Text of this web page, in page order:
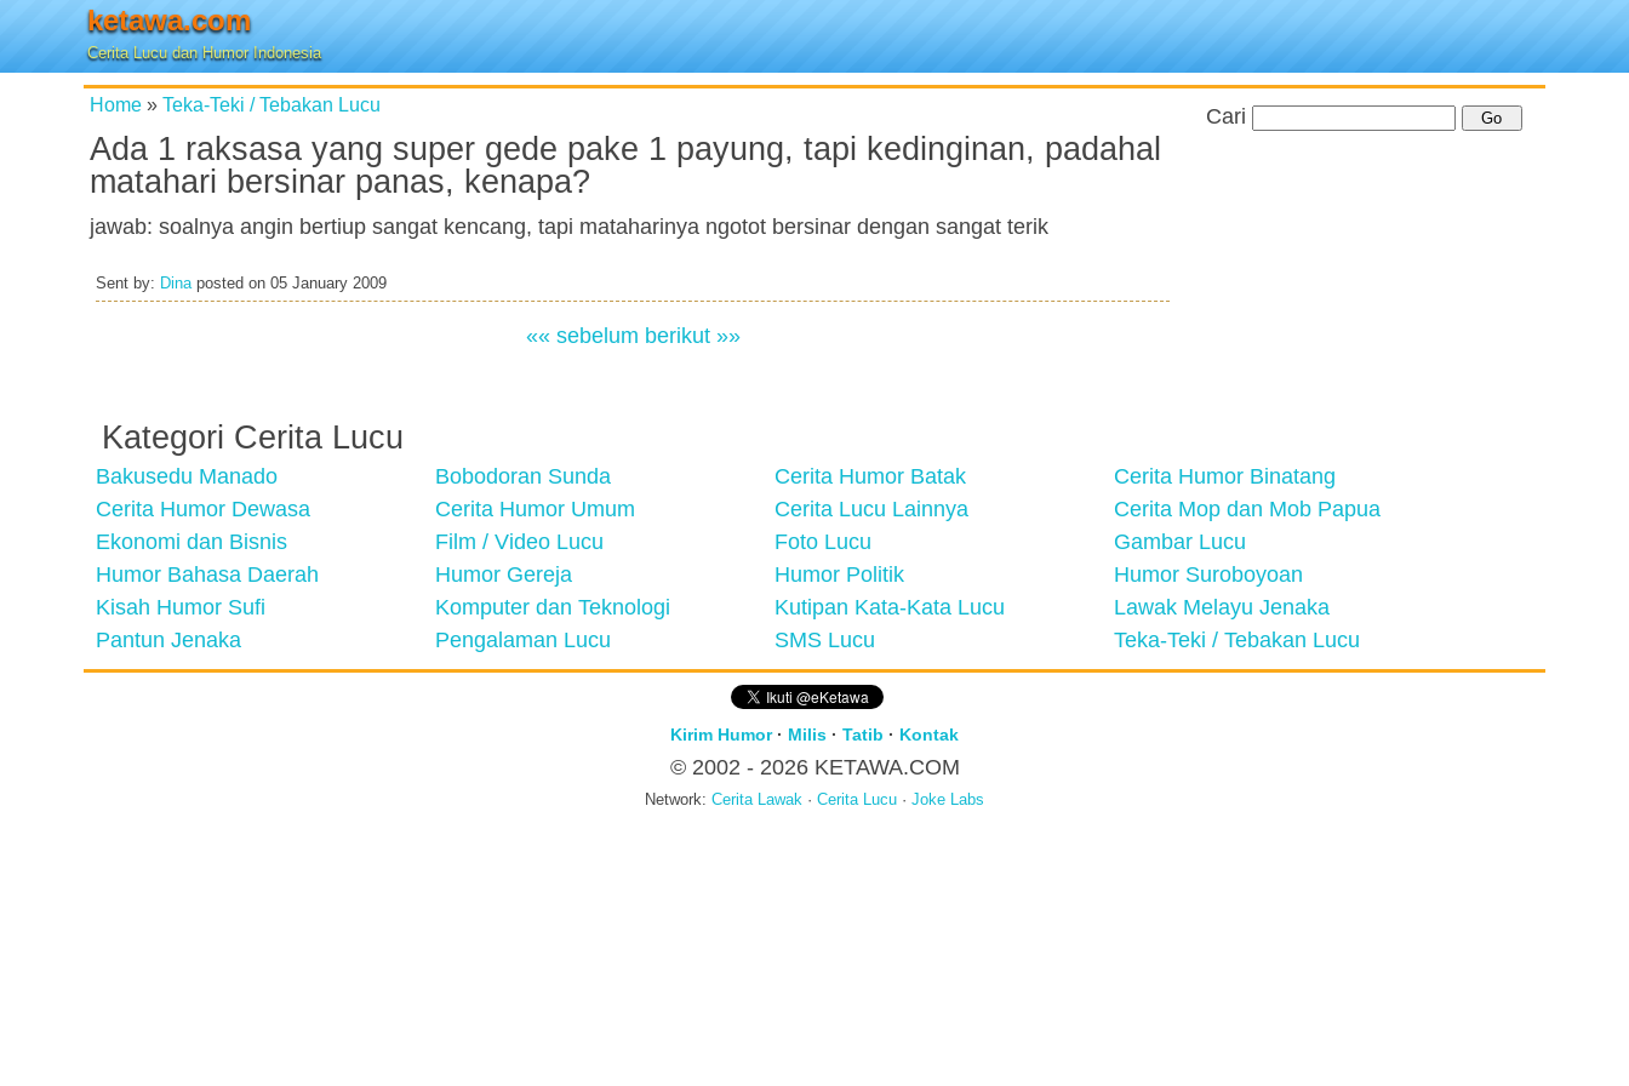
ketawa.com
Cerita Lucu dan Humor Indonesia
Home » Teka-Teki / Tebakan Lucu
Ada 1 raksasa yang super gede pake 1 payung, tapi kedinginan, padahal
matahari bersinar panas, kenapa?
jawab: soalnya angin bertiup sangat kencang, tapi mataharinya ngotot bersinar dengan sangat terik
Sent by: Dinaposted on 05 January 2009
«« sebelum berikut »»
Cari
Kategori Cerita Lucu
Bakusedu Manado Bobodoran Sunda Cerita Humor Batak
Cerita Humor Binatang
Cerita Humor Dewasa
Cerita Humor Umum Cerita Lucu Lainnya
Cerita Mop dan Mob Papua
Ekonomi dan Bisnis
Film / Video Lucu Foto Lucu
Gambar Lucu
Humor Bahasa Daerah
Humor Gereja Humor Politik
Humor Suroboyoan
Kisah Humor Sufi
Komputer dan Teknologi Kutipan Kata-Kata Lucu
Lawak Melayu Jenaka
Pantun Jenaka
Pengalaman Lucu SMS Lucu Teka-Teki / Tebakan Lucu
Kirim Humor· Milis · Tatib · Kontak
© 2002 - 2026 KETAWA.COM
Network: Cerita Lawak · Cerita Lucu · Joke Labs